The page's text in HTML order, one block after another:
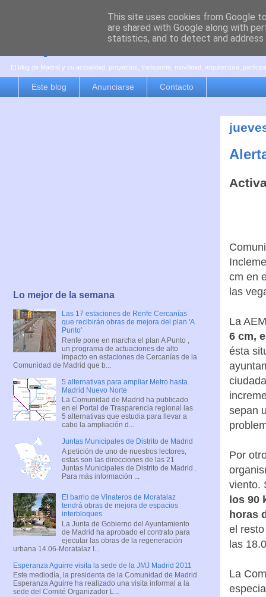
es por madrid
El blog de Madrid y su actualidad, proyectos, transporte, movilidad, arquitectura,
Este blog Anunciarse Contacto
cm en
las
La
6 cm,
ésta
sepan
Por
viento.
los 90
horas
el
las
La
Lo mejor de la semana
Las 17 estaciones de Renfe Cercanías
que recibirán obras de mejora del plan 'A
Punto'
Renfe pone en marcha el plan A Punto ,
un programa de actuaciones de alto
impacto en estaciones de Cercanías de la
Comunidad de Madrid que b...
5 alternativas para ampliar Metro hasta
Madrid Nuevo Norte
La Comunidad de Madrid ha publicado
en el Portal de Trasparencia regional las
5 alternativas que estudia para llevar a
cabo la ampliación d...
Juntas Municipales de Distrito de Madrid
A petición de uno de nuestros lectores,
estas son las direcciones de las 21
Juntas Municipales de Distrito de Madrid .
Para más información ...
El barrio de Vinateros de Moratalaz
tendrá obras de mejora de espacios
interbloques
La Junta de Gobierno del Ayuntamiento
de Madrid ha aprobado el contrato para
ejecutar las obras de la regeneración
urbana 14.06-Moratalaz I...
Esperanza Aguirre visita la sede de la JMJ Madrid 2011
Este mediodía, la presidenta de la Comunidad de Madrid
Esperanza Aguirre ha realizado una visita informal a la
sede del Comité Organizador L...
This site uses cookies from Google
are shared with Google along with
statistics, and to detect and address